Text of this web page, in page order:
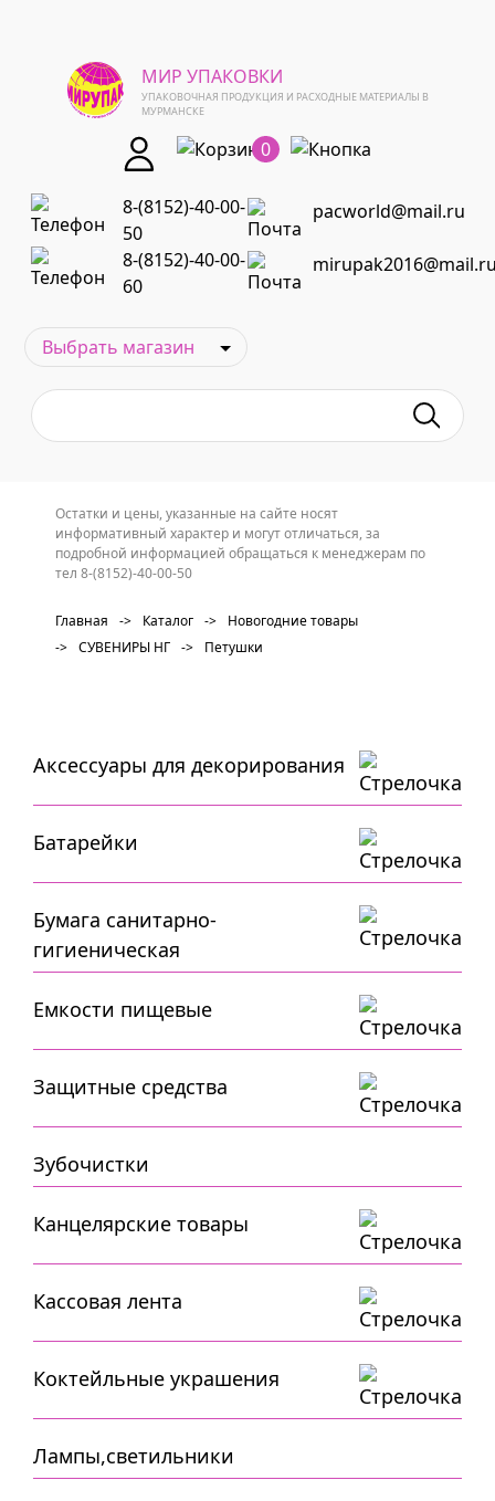
МИР УПАКОВКИ
УПАКОВОЧНАЯ ПРОДУКЦИЯ И РАСХОДНЫЕ МАТЕРИАЛЫ В
МУРМАНСКЕ
0
8-(8152)-40-00-
50
pacworld@mail.ru
8-(8152)-40-00-
60
Остатки и цены, указанные на сайте носят
информативный характер и могут отличаться, за
подробной информацией обращаться к менеджерам по
тел 8-(8152)-40-00-50
Главная -> Каталог ->
Новогодние товары
-> СУВЕНИРЫ НГ -> Петушки
Аксессуары для декорирования
Батарейки
Бумага санитарно-
гигиеническая
Емкости пищевые
Защитные средства
Зубочистки
Канцелярские товары
Кассовая лента
Коктейльные украшения
Лампы,светильники